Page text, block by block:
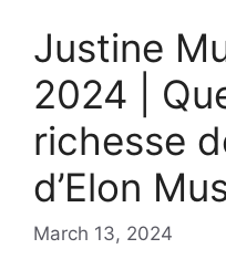
Justine
2024 |
richesse
d’Elon
March 13, 2024